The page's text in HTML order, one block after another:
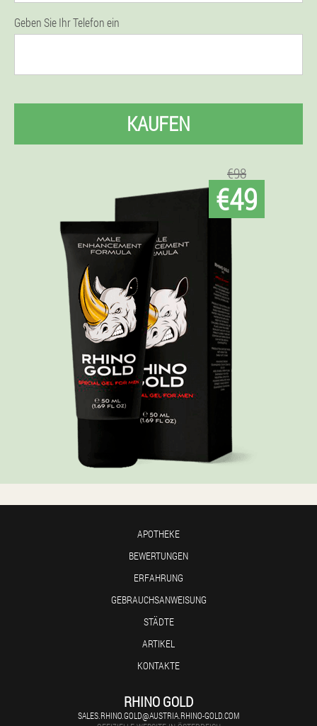
Geben Sie Ihr Telefon ein
KAUFEN
€98
€49
APOTHEKE
BEWERTUNGEN
ERFAHRUNG
GEBRAUCHSANWEISUNG
STÄDTE
ARTIKEL
KONTAKTE
RHINO GOLD
SALES.RHINO.GOLD@AUSTRIA.RHINO-GOLD.COM